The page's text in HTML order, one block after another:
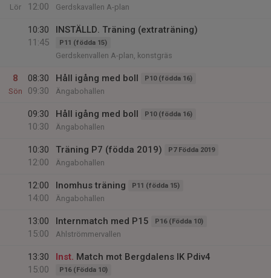
Lör
12:00
Gerdskavallen A-plan
10:30
11:45
INSTÄLLD. Träning (extraträning)
P11 (födda 15)
Gerdskenvallen A-plan, konstgräs
8
Sön
08:30
09:30
Håll igång med boll P10 (födda 16)
Ängabohallen
09:30
10:30
Håll igång med boll P10 (födda 16)
Ängabohallen
10:30
12:00
Träning P7 (födda 2019) P7 Födda 2019
Ängabohallen
12:00
14:00
Inomhus träning P11 (födda 15)
Ängabohallen
13:00
15:00
Internmatch med P15 P16 (Födda 10)
Ahlströmmervallen
13:30
15:00
Inst. Match mot Bergdalens IK Pdiv4
P16 (Födda 10)